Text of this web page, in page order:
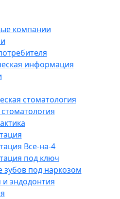
компании
информация
стоматология
Все-на-4
под ключ
зубов под наркозом
и эндодонтия